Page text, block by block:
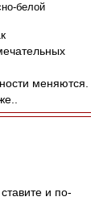
белой
меняются.
и по-